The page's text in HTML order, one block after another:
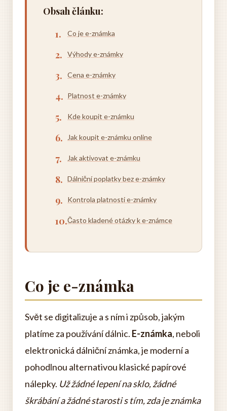
Obsah článku:
Co je e-známka
Výhody e-známky
Cena e-známky
Platnost e-známky
Kde koupit e-známku
Jak koupit e-známku online
Jak aktivovat e-známku
Dálniční poplatky bez e-známky
Kontrola platnosti e-známky
Často kladené otázky k e-známce
Co je e-známka
Svět se digitalizuje a s ním i způsob, jakým
platíme za používání dálnic. E-známka, neboli
elektronická dálniční známka, je moderní a
pohodlnou alternativou klasické papírové
nálepky. Už žádné lepení na sklo, žádné
škrábání a žádné starosti s tím, zda je známka